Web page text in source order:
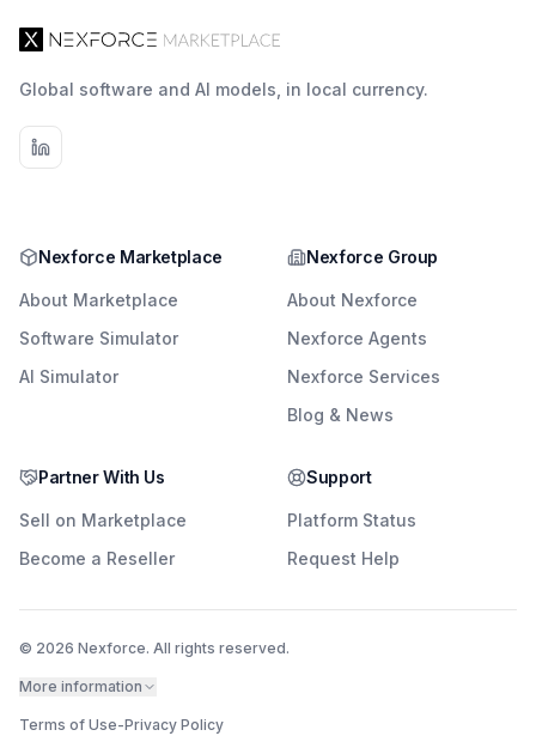
Global software and AI models, in local currency.
Nexforce Marketplace
About Marketplace
Software Simulator
AI Simulator
Nexforce Group
About Nexforce
Nexforce Agents
Nexforce Services
Blog & News
Partner With Us
Sell on Marketplace
Become a Reseller
Support
Platform Status
Request Help
© 2026 Nexforce. All rights reserved.
More information
Terms of Use-Privacy Policy